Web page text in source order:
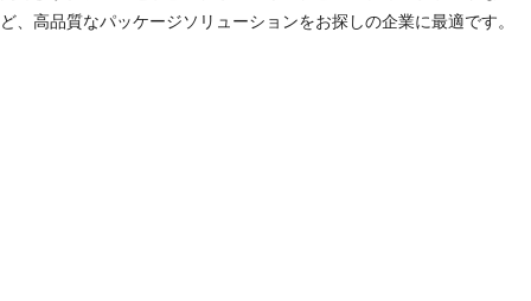
ど、高品質なパッケージソリューションをお探しの企業に最適です。